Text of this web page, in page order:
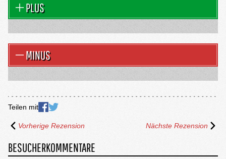
PLUS
MINUS
Teilen mit
Vorherige Rezension Nächste Rezension
BESUCHERKOMMENTARE